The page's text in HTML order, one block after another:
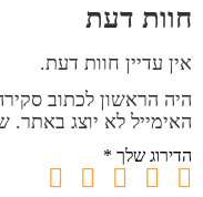
חוות דעת
אין עדיין חוות דעת.
היה הראשון לכתוב
האימייל לא יוצג באתר.
הדירוג שלך *